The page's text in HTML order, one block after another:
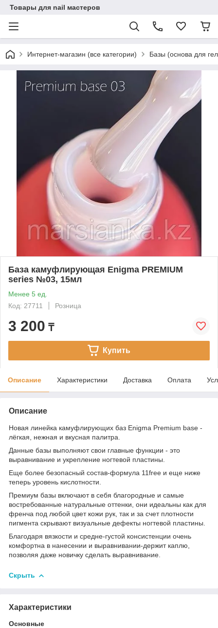
Товары для nail мастеров
Интернет-магазин (все категории) Базы (основа для
База камуфлирующая Enigma PREMIUM
series №03, 15мл
Менее 5 ед.
Код: 27711
Розница
3 200 ₸
Купить
Описание Характеристики Доставка Оплата
Описание
Новая линейка камуфлирующих баз Enigma Premium base -
лёгкая, нежная и вкусная палитра.
Данные базы выполняют свои главные функции - это
выравнивание и укрепление ногтевой пластины.
Еще более безопасный состав-формула 11free и еще ниже
теперь уровень кислотности.
Премиум базы включают в себя благородные и самые
востребованные натуральные оттенки, они идеальны как для
френча под любой цвет кожи рук, так и за счет плотности
пигмента скрывают визуальные дефекты ногтевой пластины.
Благодаря вязкости и средне-густой консистенции очень
комфортна в нанесении и выравнивании-держит каплю,
позволяя даже новичку сделать выравнивание.
Скрыть
Характеристики
Основные